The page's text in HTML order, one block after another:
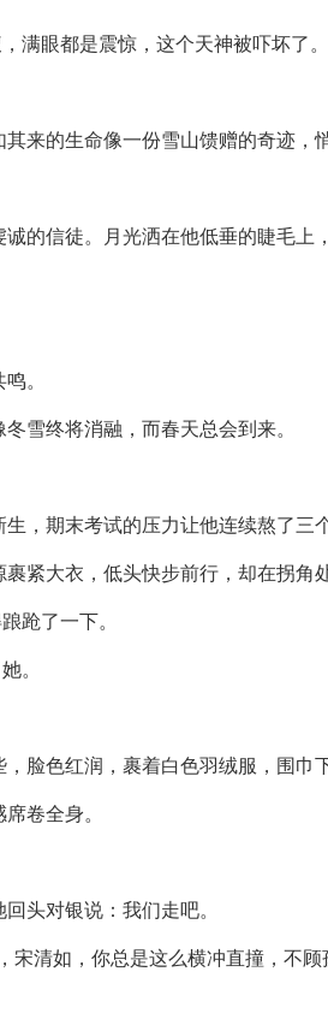
满眼都是震惊，这个天神被吓坏了。
来的生命像一份雪山馈赠的奇迹，
的信徒。月光洒在他低垂的睫毛上
。
雪终将消融，而春天总会到来。
，期末考试的压力让他连续熬了三
紧大衣，低头快步前行，却在拐角
跄了一下。
。
脸色红润，裹着白色羽绒服，围巾
卷全身。
头对银说：我们走吧。
清如，你总是这么横冲直撞，不